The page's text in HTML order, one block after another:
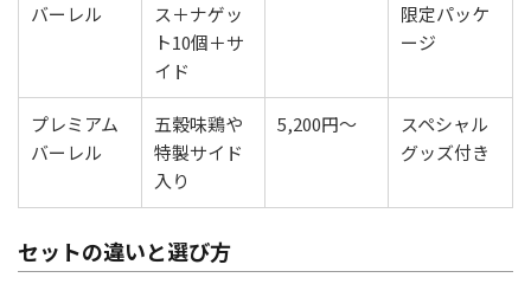
バーレル
ス＋ナゲッ
ト10個＋サ
イド
限定パッケ
ージ
プレミアム
バーレル
五穀味鶏や
特製サイド
入り
5,200円～
スペシャル
グッズ付き
セットの違いと選び方